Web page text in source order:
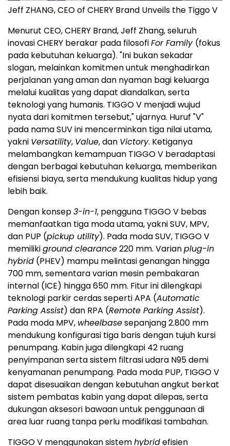
Jeff ZHANG, CEO of CHERY Brand Unveils the Tiggo V
Menurut CEO, CHERY Brand, Jeff Zhang, seluruh
inovasi CHERY berakar pada filosofiFor Family (fokus
pada kebutuhan keluarga). "Ini bukan sekadar
slogan, melainkan komitmen untuk menghadirkan
perjalanan yang aman dan nyaman bagi keluarga
melalui kualitas yang dapat diandalkan, serta
teknologi yang humanis. TIGGO V menjadi wujud
nyata dari komitmen tersebut," ujarnya. Huruf "V"
pada nama SUV ini mencerminkan tiga nilai utama,
yakni Versatility, Value, dan Victory. Ketiganya
melambangkan kemampuan TIGGO V beradaptasi
dengan berbagai kebutuhan keluarga, memberikan
efisiensi biaya, serta mendukung kualitas hidup yang
lebih baik.
Dengan konsep3-in-1, pengguna TIGGO V bebas
memanfaatkan tiga moda utama, yakni SUV, MPV,
dan PUP (pickup utility). Pada moda SUV, TIGGO V
memilikiground clearance220 mm. Varianplug-in
hybrid (PHEV) mampu melintasi genangan hingga
700 mm, sementara varian mesin pembakaran
internal (ICE) hingga 650 mm. Fitur ini dilengkapi
teknologi parkir cerdas seperti APA (Automatic
Parking Assist) dan RPA (Remote Parking Assist).
Pada moda MPV, wheelbasesepanjang 2.800 mm
mendukung konfigurasi tiga baris dengan tujuh kursi
penumpang. Kabin juga dilengkapi 42 ruang
penyimpanan serta sistem filtrasi udara N95 demi
kenyamanan penumpang. Pada moda PUP, TIGGO V
dapat disesuaikan dengan kebutuhan angkut berkat
sistem pembatas kabin yang dapat dilepas, serta
dukungan aksesori bawaan untuk penggunaan di
area luar ruang tanpa perlu modifikasi tambahan.
TIGGO V menggunakan sistemhybridefisien